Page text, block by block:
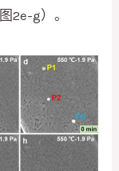
2e-g）。